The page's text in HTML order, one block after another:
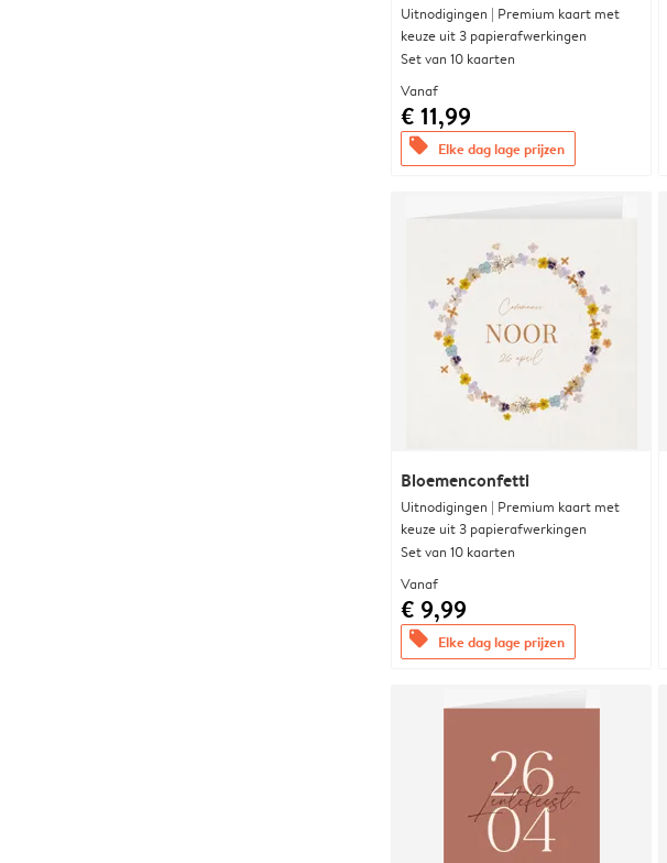
Uitnodigingen | Premium kaart met
keuze uit 3 papierafwerkingen
Set van 10 kaarten
Vanaf
€ 11,99
offers Elke dag lage prijzen
Bloemenconfetti
Uitnodigingen | Premium kaart met
keuze uit 3 papierafwerkingen
Set van 10 kaarten
Vanaf
€ 9,99
offers Elke dag lage prijzen